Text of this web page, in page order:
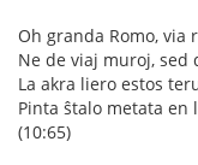
Oh granda Romo, via
Ne de viaj muroj, sed
La akra liero estos
Pinta ŝtalo metata en
(10:65)